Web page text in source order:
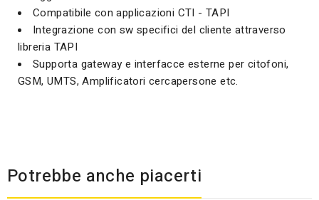
Compatibile con applicazioni CTI - TAPI
Integrazione con sw specifici del cliente attraverso
libreria TAPI
Supporta gateway e interfacce esterne per citofoni,
GSM, UMTS, Amplificatori cercapersone etc.
Potrebbe anche piacerti